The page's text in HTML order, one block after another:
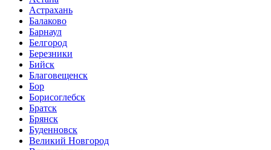
Астрахань
Балаково
Барнаул
Белгород
Березники
Бийск
Благовещенск
Бор
Борисоглебск
Братск
Брянск
Буденновск
Великий Новгород